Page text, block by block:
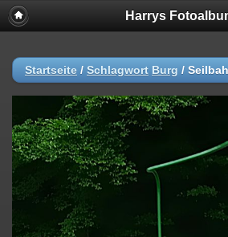
Harrys
Startseite / Schlagwort Burg /